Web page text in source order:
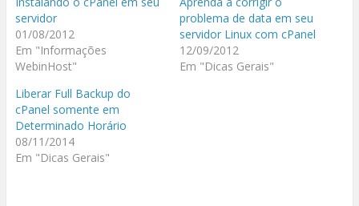
servidor
01/08/2012
Em "Informações
WebinHost"
problema de data em seu
servidor Linux com cPanel
12/09/2012
Em "Dicas Gerais"
Liberar Full Backup do
cPanel somente em
Determinado Horário
08/11/2014
Em "Dicas Gerais"